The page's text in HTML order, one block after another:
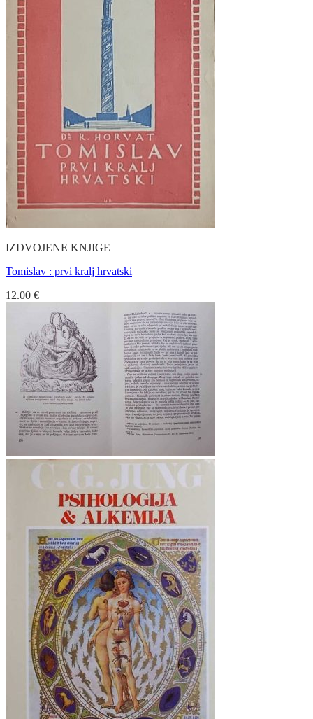
IZDVOJENE KNJIGE
Tomislav : prvi kralj hrvatski
12.00 €